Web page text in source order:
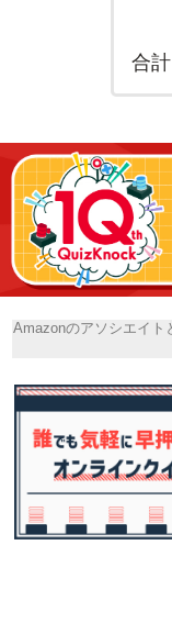
合計
Amazonのアソシエイト